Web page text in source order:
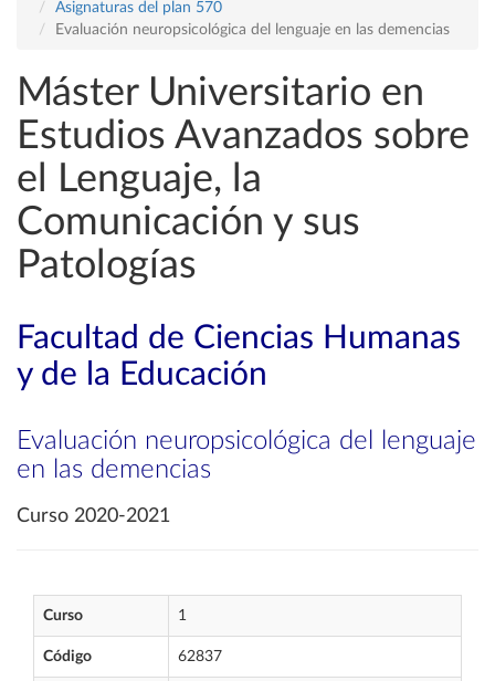
Asignaturas del plan 570
Evaluación neuropsicológica del lenguaje en las demencias
Máster Universitario en
Estudios Avanzados sobre
el Lenguaje, la
Comunicación y sus
Patologías
Facultad de Ciencias Humanas
y de la Educación
Evaluación neuropsicológica del lenguaje
en las demencias
Curso 2020-2021
Curso 1
Código 62837